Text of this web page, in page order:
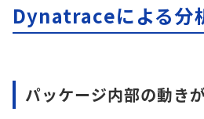
Dynatraceによる分
パッケージ内部の動き